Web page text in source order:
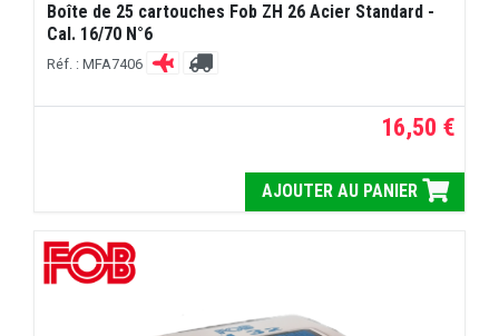
Boîte de 25 cartouches Fob ZH 26 Acier Standard -
Cal. 16/70 N°6
Réf. : MFA7406
16,50 €
AJOUTER AU PANIER